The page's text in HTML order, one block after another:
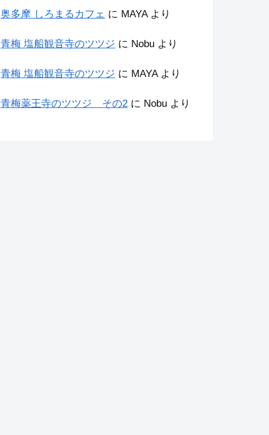
奥多摩 しろまるカフェ に MAYAより
青梅 塩船観音寺のツツジ に Nobu より
青梅 塩船観音寺のツツジ に MAYAより
青梅薬王寺のツツジ その2 に Nobu より